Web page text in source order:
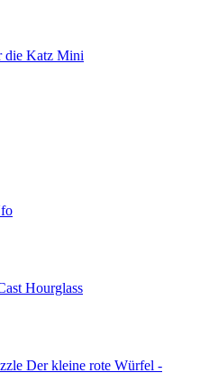
die Katz Mini
Hourglass
Der kleine rote Würfel -